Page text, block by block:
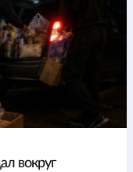
вокруг